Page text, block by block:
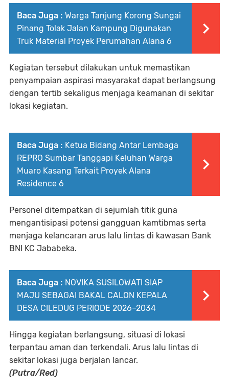
Baca Juga : Warga Tanjung Korong Sungai
Pinang Tolak Jalan Kampung Digunakan
Truk Material Proyek Perumahan Alana 6
Kegiatan tersebut dilakukan untuk memastikan
penyampaian aspirasi masyarakat dapat berlangsung
dengan tertib sekaligus menjaga keamanan di sekitar
lokasi kegiatan.
Baca Juga : Ketua Bidang Antar Lembaga
REPRO Sumbar Tanggapi Keluhan Warga
Muaro Kasang Terkait Proyek Alana
Residence 6
Personel ditempatkan di sejumlah titik guna
mengantisipasi potensi gangguan kamtibmas serta
menjaga kelancaran arus lalu lintas di kawasan Bank
BNI KC Jababeka.
Baca Juga : NOVIKA SUSILOWATI SIAP
MAJU SEBAGAI BAKAL CALON KEPALA
DESA CILEDUG PERIODE 2026–2034
Hingga kegiatan berlangsung, situasi di lokasi
terpantau aman dan terkendali. Arus lalu lintas di
sekitar lokasi juga berjalan lancar.
(Putra/Red)